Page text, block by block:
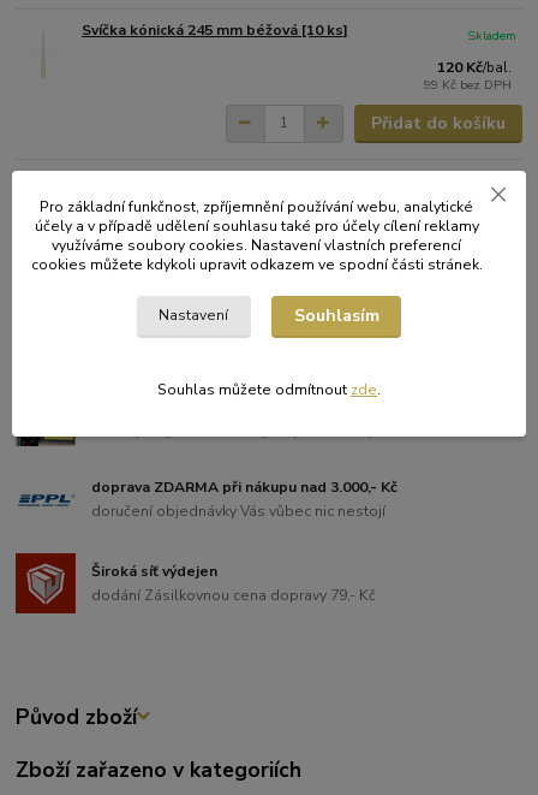
Svíčka kónická 245 mm béžová [10 ks]
120 Kč/bal.
99 Kč bez DPH
Skladem
Přidat do košíku
[10 ks]
120 Kč
99 Kč bez DPH
Skladem
Přidat do košíku
doprava ZDARMA při nákupu nad 3.000,- Kč
doručení objednávky Vás vůbec nic nestojí
Široká síť výdejen
dodání Zásilkovnou cena dopravy 79,- Kč
Původ zboží
Zboží zařazeno v kategoriích
Pro základní funkčnost, zpříjemnění používání webu, analytické
účely a v případě udělení souhlasu také pro účely cílení reklamy
využíváme soubory cookies. Nastavení vlastních preferencí
cookies můžete kdykoli upravit odkazem ve spodní části stránek.
Nastavení Souhlasím
Souhlas můžete odmítnout zde.